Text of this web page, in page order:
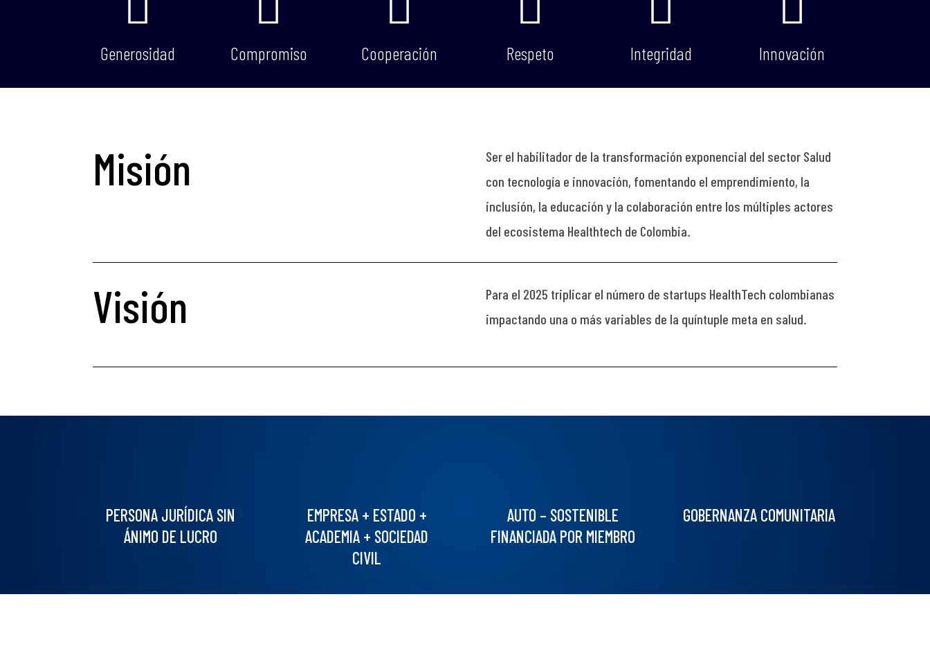
Generosidad Compromiso Cooperación Respeto Integridad Innovación
Misión
Ser el habilitador de la transformación exponencial del sector Salud
con tecnología e innovación, fomentando el emprendimiento, la
inclusión, la educación y la colaboración entre los múltiples actores
del ecosistema Healthtech de Colombia.
Visión
Para el 2025 triplicar el número de startups HealthTech colombianas
impactando una o más variables de la quíntuple meta en salud.
PERSONA JURÍDICA SIN
ÁNIMO DE LUCRO
EMPRESA + ESTADO +
ACADEMIA + SOCIEDAD
CIVIL
AUTO – SOSTENIBLE
FINANCIADA POR MIEMBRO
GOBERNANZA COMUNITARIA